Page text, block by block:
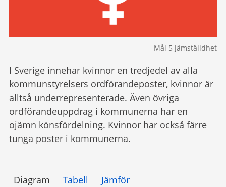
Mål 5 Jämställdhet
I Sverige innehar kvinnor en tredjedel av alla
kommunstyrelsers ordförandeposter, kvinnor är
alltså underrepresenterade. Även övriga
ordförandeuppdrag i kommunerna har en
ojämn könsfördelning. Kvinnor har också färre
tunga poster i kommunerna.
Diagram Tabell Jämför